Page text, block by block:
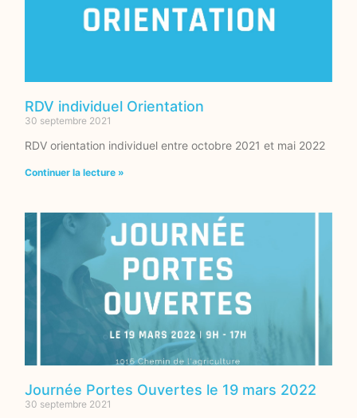
RDV individuel Orientation
30 septembre 2021
RDV orientation individuel entre octobre 2021 et mai 2022
Continuer la lecture »
Journée Portes Ouvertes le 19 mars 2022
30 septembre 2021